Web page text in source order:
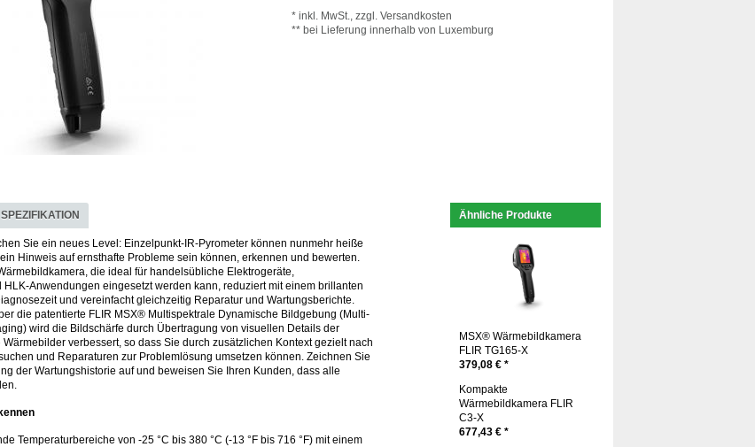
* inkl. MwSt., zzgl. Versandkosten
** bei Lieferung innerhalb von Luxemburg
SPEZIFIKATION
Sie ein neues Level: Einzelpunkt-IR-Pyrometer können nunmehr heiße
Hinweis auf ernsthafte Probleme sein können, erkennen und bewerten.
die ideal für handelsübliche Elektrogeräte,
Anwendungen eingesetzt werden kann, reduziert mit einem brillanten
und vereinfacht gleichzeitig Reparatur und Wartungsberichte.
die patentierte FLIR MSX® Multispektrale Dynamische Bildgebung (Multi-
wird die Bildschärfe durch Übertragung von visuellen Details der
verbessert, so dass Sie durch zusätzlichen Kontext gezielt nach
und Reparaturen zur Problemlösung umsetzen können. Zeichnen Sie
der Wartungshistorie auf und beweisen Sie Ihren Kunden, dass alle
Temperaturbereiche von -25 °C bis 380 °C (-13 °F bis 716 °F) mit einem
Ähnliche Produkte
MSX® Wärmebildkamera
FLIR TG165-X
379,08 € *
Kompakte
Wärmebildkamera FLIR
C3-X
677,43 € *